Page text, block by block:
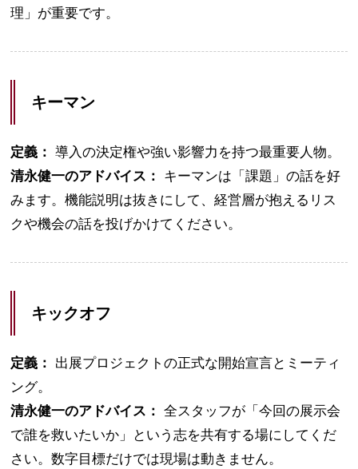
理」が重要です。
キーマン
定義： 導入の決定権や強い影響力を持つ最重要人物。
清永健一のアドバイス：
キーマンは「課題」の話を好
みます。機能説明は抜きにして、経営層が抱えるリス
クや機会の話を投げかけてください。
キックオフ
定義：
出展プロジェクトの正式な開始宣言とミーティ
ング。
清永健一のアドバイス： 全スタッフが「今回の展示会
で誰を救いたいか」という志を共有する場にしてくだ
さい。数字目標だけでは現場は動きません。